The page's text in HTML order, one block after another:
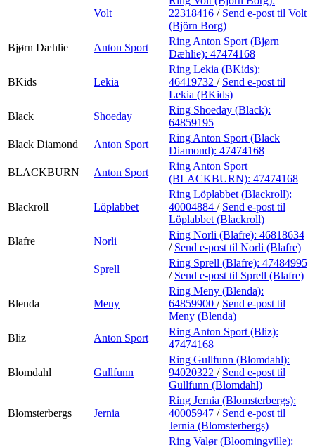
Volt
22318416 / Send e-post til Volt
(Björn Borg)
Bjørn Dæhlie
Anton Sport
Ring Anton Sport (Bjørn
Dæhlie): 47474168
BKids Lekia
Ring Lekia (BKids):
46419732 / Send e-post til
Lekia (BKids)
Black
Shoeday
Ring Shoeday (Black):
64859195
Black Diamond
Anton Sport
Ring Anton Sport (Black
Diamond): 47474168
BLACKBURN
Anton Sport
Ring Anton Sport
(BLACKBURN): 47474168
Blackroll Löplabbet
Ring Löplabbet (Blackroll):
40004884 / Send e-post til
Löplabbet (Blackroll)
Blafre
Norli
Ring Norli (Blafre): 46818634
/ Send e-post til Norli (Blafre)
Sprell
Ring Sprell (Blafre): 47484995
/ Send e-post til Sprell (Blafre)
Blenda Meny
Ring Meny (Blenda):
64859900 / Send e-post til
Meny (Blenda)
Bliz
Anton Sport
Ring Anton Sport (Bliz):
47474168
Blomdahl Gullfunn
Ring Gullfunn (Blomdahl):
94020322 / Send e-post til
Gullfunn (Blomdahl)
Blomsterbergs Jernia
Ring Jernia (Blomsterbergs):
40005947 / Send e-post til
Jernia (Blomsterbergs)
Ring Valør (Bloomingville):